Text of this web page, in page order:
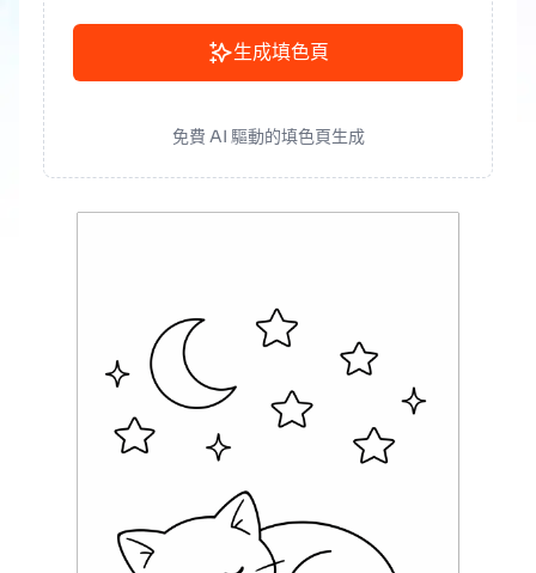
生成填色頁
免費 AI 驅動的填色頁生成